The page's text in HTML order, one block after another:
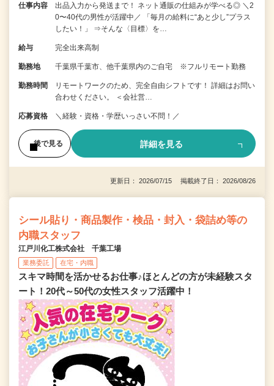
仕事内容
出品入力から発送まで！ ネット通販の仕組みが学べる◎ ＼2
0〜40代の男性が活躍中／ 「毎月の給料に“あと少し”プラス
したい！」 ⇒そんな〈目標〉を…
給与 完全出来高制
勤務地 千葉県千葉市、他千葉県内のご自宅 ※フルリモート勤務
勤務時間
リモートワークのため、完全自由シフトです！ 詳細はお問い
合わせください。 ＜会社営…
応募資格 ＼経験・資格・学歴いっさい不問！／
後で見る 詳細を見る
更新日： 2026/07/15 掲載終了日： 2026/08/26
シール貼り・商品製作・検品・封入・袋詰め等の
内職スタッフ
江戸川化工株式会社 千葉工場
業務委託 在宅・内職
スキマ時間を活かせるお仕事♪ほとんどの方が未経験スタ
ート！20代～50代の女性スタッフ活躍中！